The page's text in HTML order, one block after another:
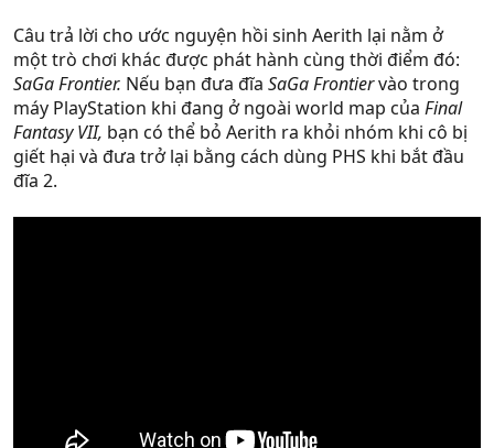
Câu trả lời cho ước nguyện hồi sinh Aerith lại nằm ở
một trò chơi khác được phát hành cùng thời điểm đó:
SaGa Frontier. Nếu bạn đưa đĩa SaGa Frontiervào trong
máy PlayStation khi đang ở ngoài world map của Final
Fantasy VII, bạn có thể bỏ Aerith ra khỏi nhóm khi cô bị
giết hại và đưa trở lại bằng cách dùng PHS khi bắt đầu
đĩa 2.